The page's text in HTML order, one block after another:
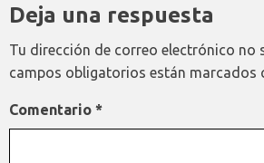
Deja una respuesta
Tu dirección de correo electrónico no
campos obligatorios están marcados
Comentario *